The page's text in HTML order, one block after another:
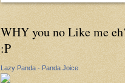
WHY you no Like me
:P
Lazy Panda - Panda Joice